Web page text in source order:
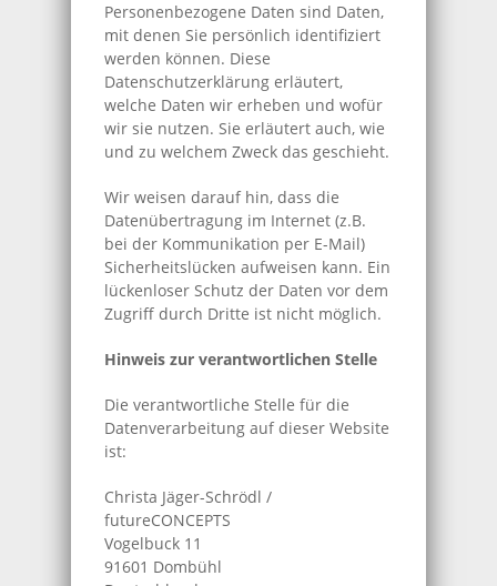
Personenbezogene Daten sind Daten,
mit denen Sie persönlich identifiziert
werden können. Diese
Datenschutzerklärung erläutert,
welche Daten wir erheben und wofür
wir sie nutzen. Sie erläutert auch, wie
und zu welchem Zweck das geschieht.
Wir weisen darauf hin, dass die
Datenübertragung im Internet (z.B.
bei der Kommunikation per E-Mail)
Sicherheitslücken aufweisen kann. Ein
lückenloser Schutz der Daten vor dem
Zugriff durch Dritte ist nicht möglich.
Hinweis zur verantwortlichen Stelle
Die verantwortliche Stelle für die
Datenverarbeitung auf dieser Website
ist:
Christa Jäger-Schrödl /
futureCONCEPTS
Vogelbuck 11
91601 Dombühl